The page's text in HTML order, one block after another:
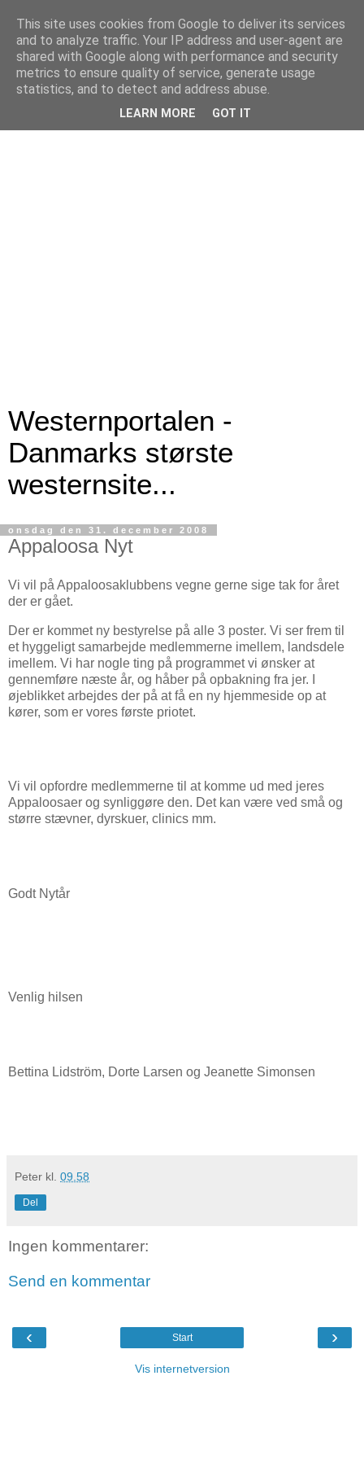
Westernportalen -
Danmarks største
westernsite...
onsdag den 31. december 2008
Appaloosa Nyt
Vi vil på Appaloosaklubbens vegne gerne sige tak for året
der er gået.
Der er kommet ny bestyrelse på alle 3 poster. Vi ser frem til
et hyggeligt samarbejde medlemmerne imellem, landsdele
imellem. Vi har nogle ting på programmet vi ønsker at
gennemføre næste år, og håber på opbakning fra jer. I
øjeblikket arbejdes der på at få en ny hjemmeside op at
kører, som er vores første priotet.
Vi vil opfordre medlemmerne til at komme ud med jeres
Appaloosaer og synliggøre den. Det kan være ved små og
større stævner, dyrskuer, clinics mm.
Godt Nytår
Venlig hilsen
Bettina Lidström, Dorte Larsen og Jeanette Simonsen
Peter kl. 09.58
Del
Ingen kommentarer:
Send en kommentar
‹ ›
Start
Vis internetversion
This site uses cookies from Google to deliver its services
and to analyze traffic. Your IP address and user-agent are
shared with Google along with performance and security
metrics to ensure quality of service, generate usage
statistics, and to detect and address abuse.
LEARN MORE GOT IT